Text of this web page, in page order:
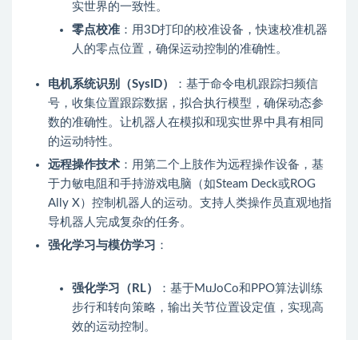
实世界的一致性。
零点校准 ：用3D打印的校准设备，快速校准机器
人的零点位置，确保运动控制的准确性。
电机系统识别（SysID）
：基于命令电机跟踪扫频信
号，收集位置跟踪数据，拟合执行模型，确保动态参
数的准确性。让机器人在模拟和现实世界中具有相同
的运动特性。
远程操作技术 ：用第二个上肢作为远程操作设备，基
于力敏电阻和手持游戏电脑（如Steam Deck或ROG
Ally X）控制机器人的运动。支持人类操作员直观地指
导机器人完成复杂的任务。
强化学习与模仿学习 ：
强化学习（RL）
：基于MuJoCo和PPO算法训练
步行和转向策略，输出关节位置设定值，实现高
效的运动控制。